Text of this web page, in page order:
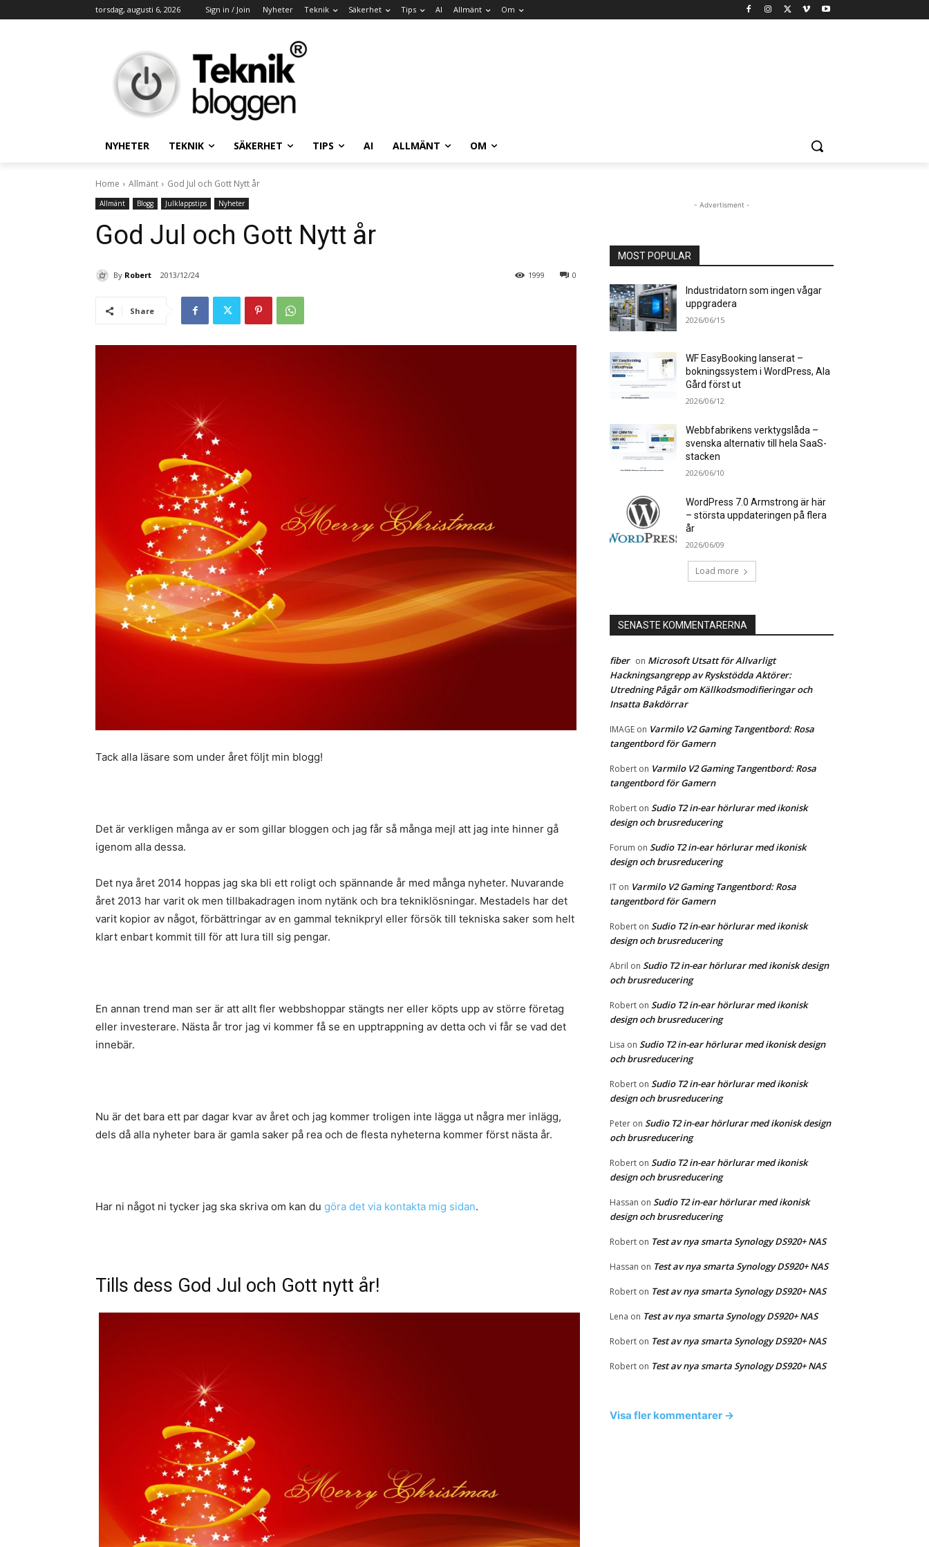
torsdag, augusti 6, 2026 Sign in / Join Nyheter Teknik Säkerhet Tips AI Allmänt Om
NYHETER TEKNIK SÄKERHET TIPS AI ALLMÄNT OM
Home Allmänt God Jul och Gott Nytt år
Allmänt Blogg Julklappstips Nyheter
God Jul och Gott Nytt år
By Robert 2013/12/24 0
1999
Share
Tack alla läsare som under året följt min blogg!
Det är verkligen många av er som gillar bloggen och jag får så många mejl att jag inte hinner gå
igenom alla dessa.
Det nya året 2014 hoppas jag ska bli ett roligt och spännande år med många nyheter. Nuvarande
året 2013 har varit ok men tillbakadragen inom nytänk och bra tekniklösningar. Mestadels har det
varit kopior av något, förbättringar av en gammal teknikpryl eller försök till tekniska saker som helt
klart enbart kommit till för att lura till sig pengar.
En annan trend man ser är att allt fler webbshoppar stängts ner eller köpts upp av större företag
eller investerare. Nästa år tror jag vi kommer få se en upptrappning av detta och vi får se vad det
innebär.
Nu är det bara ett par dagar kvar av året och jag kommer troligen inte lägga ut några mer inlägg,
dels då alla nyheter bara är gamla saker på rea och de flesta nyheterna kommer först nästa år.
Har ni något ni tycker jag ska skriva om kan du göra det via kontakta mig sidan.
Tills dess God Jul och Gott nytt år!
- Advertisment -
MOST POPULAR
Industridatorn som ingen vågar
uppgradera
2026/06/15
WF EasyBooking lanserat –
bokningssystem i WordPress, Ala
Gård först ut
2026/06/12
Webbfabrikens verktygslåda –
svenska alternativ till hela SaaS-
stacken
2026/06/10
WordPress 7.0 Armstrong är här
– största uppdateringen på flera
år
2026/06/09
Load more
SENASTE KOMMENTARERNA
fiber on Microsoft Utsatt för Allvarligt
Hackningsangrepp av Ryskstödda Aktörer:
Utredning Pågår om Källkodsmodifieringar och
Insatta Bakdörrar
IMAGE on Varmilo V2 Gaming Tangentbord: Rosa
tangentbord för Gamern
Robert on Varmilo V2 Gaming Tangentbord: Rosa
tangentbord för Gamern
Robert on Sudio T2 in-ear hörlurar med ikonisk
design och brusreducering
Forum on Sudio T2 in-ear hörlurar med ikonisk
design och brusreducering
IT on Varmilo V2 Gaming Tangentbord: Rosa
tangentbord för Gamern
Robert on Sudio T2 in-ear hörlurar med ikonisk
design och brusreducering
Abril on Sudio T2 in-ear hörlurar med ikonisk design
och brusreducering
Robert on Sudio T2 in-ear hörlurar med ikonisk
design och brusreducering
Lisa on Sudio T2 in-ear hörlurar med ikonisk design
och brusreducering
Robert on Sudio T2 in-ear hörlurar med ikonisk
design och brusreducering
Peter on Sudio T2 in-ear hörlurar med ikonisk design
och brusreducering
Robert on Sudio T2 in-ear hörlurar med ikonisk
design och brusreducering
Hassan on Sudio T2 in-ear hörlurar med ikonisk
design och brusreducering
Robert on Test av nya smarta Synology DS920+ NAS
Hassan on Test av nya smarta Synology DS920+ NAS
Robert on Test av nya smarta Synology DS920+ NAS
Lena on Test av nya smarta Synology DS920+ NAS
Robert on Test av nya smarta Synology DS920+ NAS
Robert on Test av nya smarta Synology DS920+ NAS
Visa fler kommentarer →